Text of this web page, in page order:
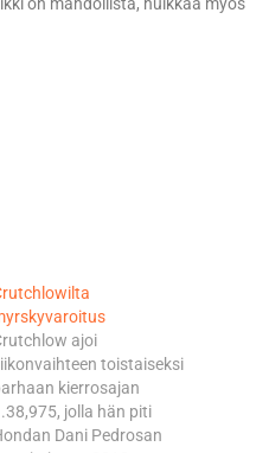
on mahdollista, huikkaa myös
ajoi
toistaiseksi
kierrosajan
jolla hän piti
Dani Pedrosan